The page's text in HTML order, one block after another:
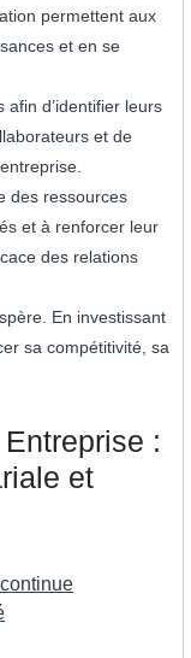
permettent aux
et en se
d’identifier leurs
et de
des ressources
et à renforcer leur
des relations
En investissant
sa compétitivité, sa
:
et